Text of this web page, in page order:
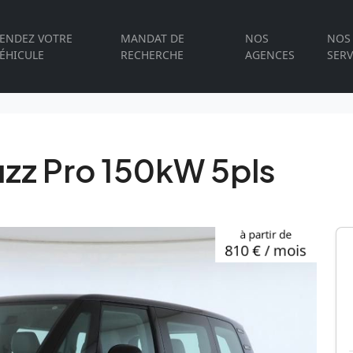
VOTRE
MANDAT DE
RECHERCHE
NOS
AGENCES
NOS
Pro 150kW 5pls